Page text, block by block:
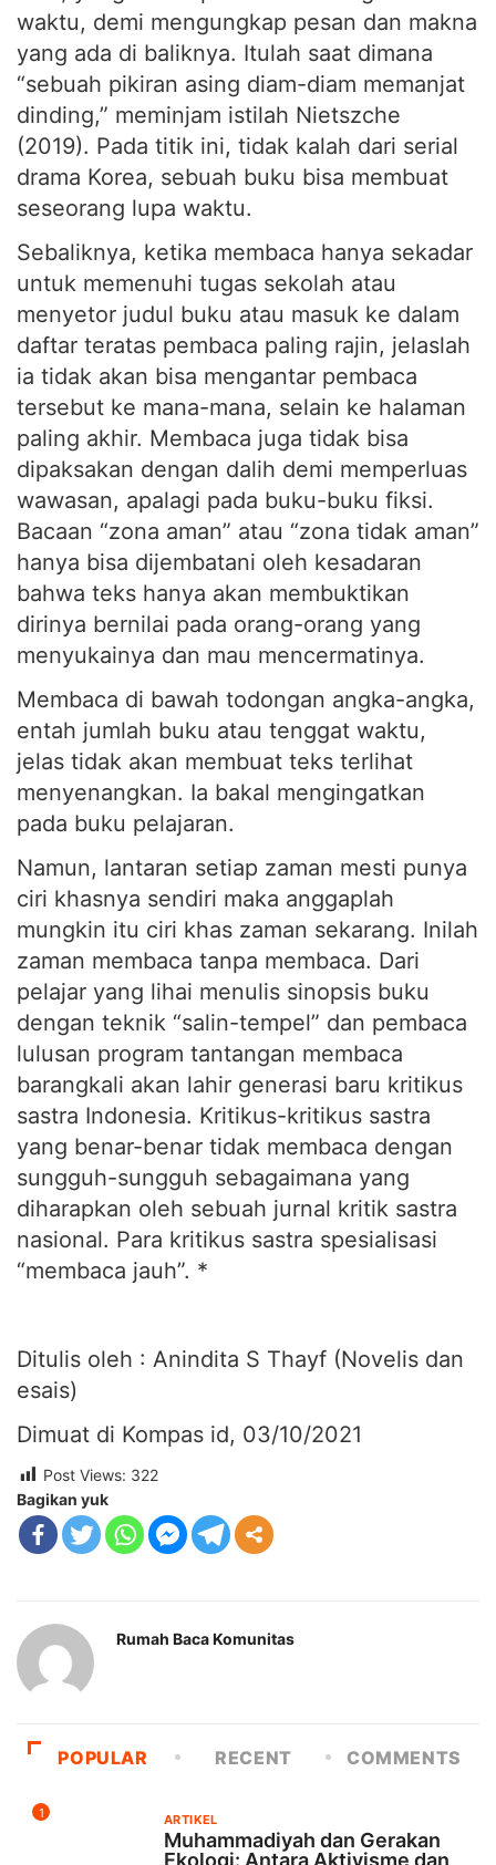
yang ada di baliknya. Itulah saat dimana
“sebuah pikiran asing diam-diam memanjat
dinding,” meminjam istilah Nietszche
(2019). Pada titik ini, tidak kalah dari serial
drama Korea, sebuah buku bisa membuat
seseorang lupa waktu.
Sebaliknya, ketika membaca hanya sekadar
untuk memenuhi tugas sekolah atau
menyetor judul buku atau masuk ke dalam
daftar teratas pembaca paling rajin, jelaslah
ia tidak akan bisa mengantar pembaca
tersebut ke mana-mana, selain ke halaman
paling akhir. Membaca juga tidak bisa
dipaksakan dengan dalih demi memperluas
wawasan, apalagi pada buku-buku fiksi.
Bacaan “zona aman” atau “zona tidak aman”
hanya bisa dijembatani oleh kesadaran
bahwa teks hanya akan membuktikan
dirinya bernilai pada orang-orang yang
menyukainya dan mau mencermatinya.
Membaca di bawah todongan angka-angka,
entah jumlah buku atau tenggat waktu,
jelas tidak akan membuat teks terlihat
menyenangkan. Ia bakal mengingatkan
pada buku pelajaran.
Namun, lantaran setiap zaman mesti punya
ciri khasnya sendiri maka anggaplah
mungkin itu ciri khas zaman sekarang. Inilah
zaman membaca tanpa membaca. Dari
pelajar yang lihai menulis sinopsis buku
dengan teknik “salin-tempel” dan pembaca
lulusan program tantangan membaca
barangkali akan lahir generasi baru kritikus
sastra Indonesia. Kritikus-kritikus sastra
yang benar-benar tidak membaca dengan
sungguh-sungguh sebagaimana yang
diharapkan oleh sebuah jurnal kritik sastra
nasional. Para kritikus sastra spesialisasi
“membaca jauh”. *
esais)
Dimuat di Kompas id, 03/10/2021
Post Views: 322
Bagikan yuk
Muhammadiyah dan Gerakan
Ekologi: Antara Aktivisme dan
Involusi Institusional